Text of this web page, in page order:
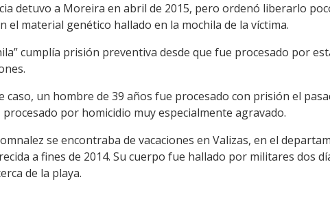
detuvo a Moreira en abril de 2015, pero ordenó liberarlo
el material genético hallado en la mochila de la víctima.
cumplía prisión preventiva desde que fue procesado por
caso, un hombre de 39 años fue procesado con prisión el
por homicidio muy especialmente agravado.
se encontraba de vacaciones en Valizas, en el
a fines de 2014. Su cuerpo fue hallado por militares dos
de la playa.